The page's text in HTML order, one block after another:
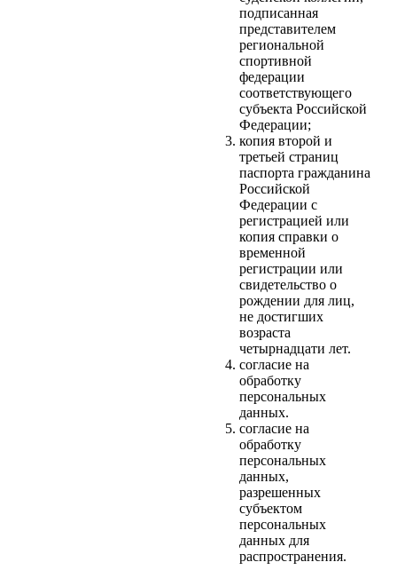
подписанная
представителем
региональной
спортивной
федерации
соответствующего
субъекта Российской
Федерации;
копия второй и
третьей страниц
паспорта гражданина
Российской
Федерации с
регистрацией или
копия справки о
временной
регистрации или
свидетельство о
рождении для лиц,
не достигших
возраста
четырнадцати лет.
согласие на
обработку
персональных
данных.
согласие на
обработку
персональных
данных,
разрешенных
субъектом
персональных
данных для
распространения.